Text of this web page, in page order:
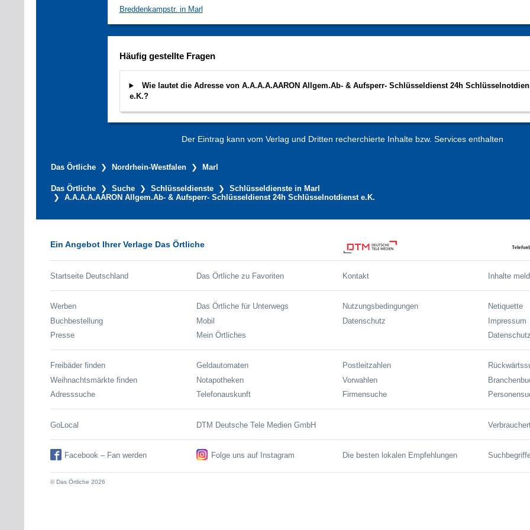
Breddenkampstr. in Marl
Häufig gestellte Fragen
Wie lautet die Adresse von A.A.A.A.AARON Allgem.Ab- & Aufsperr- Schlüsseldienst 24h
e.K.?
Der Eintrag kann vom Verlag und Dritten recherchierte Inhalte bzw. Services enthalten
Das Örtliche Nordrhein-Westfalen Marl
Das Örtliche Suche Schlüsseldienste
Schlüsseldienste in Marl
A.A.A.A.AARON Allgem.Ab- & Aufsperr- Schlüsseldienst 24h Schlüsselnotdienst e.K.
Ein Angebot Ihrer Verlage Das Örtliche
Startseite Deutschland Das Örtliche zu Favoriten Kontakt Inhalte
Werben
Buchbestellung
Presse
Das Örtliche für Unterwegs
Mobil
Mein Örtliches
Nutzungsbedingungen
Datenschutz
Netiquette
Impressum
Freibäder finden
Weihnachtsmärkte finden
Adresssuche
Geldautomaten
Notapotheken
Telefonauskunft
Postleitzahlen
Vorwahlen
Firmensuche
GoLocal DTM Deutsche Tele Medien GmbH
Facebook – Fan werden Folge uns auf Instagram Die besten lokalen Empfehlungen
© Das Örtliche 2026